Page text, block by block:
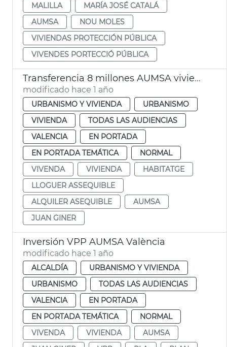
MALILLA
MARÍA JOSÉ CATALÁ
AUMSA
NOU MOLES
VIVIENDAS PROTECCIÓN PÚBLICA
VIVENDES PORTECCIÓ PÚBLICA
Transferencia 8 millones AUMSA viviendas alquiler asequible
modificado hace 1 año
URBANISMO Y VIVIENDA
URBANISMO
VIVIENDA
TODAS LAS AUDIENCIAS
VALENCIA
EN PORTADA
EN PORTADA TEMÁTICA
NORMAL
VIVENDA
VIVIENDA
HABITATGE
LLOGUER ASSEQUIBLE
ALQUILER ASEQUIBLE
AUMSA
JUAN GINER
Inversión VPP AUMSA València
modificado hace 1 año
ALCALDÍA
URBANISMO Y VIVIENDA
URBANISMO
TODAS LAS AUDIENCIAS
VALENCIA
EN PORTADA
EN PORTADA TEMÁTICA
NORMAL
VIVENDA
VIVIENDA
AUMSA